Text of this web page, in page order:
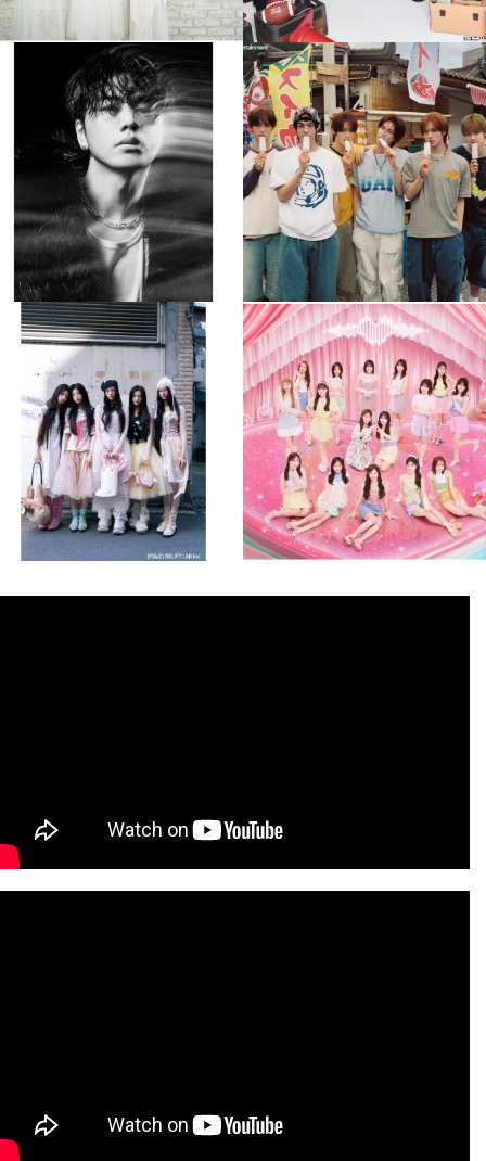
musicjapantv
💡8月特番放送決定！
...
8月 4
110 0
musicjapantv
💡8月特番放送決定！
...
8月 4
5 0
musicjapantv
💡8月特番放送決定！
8月 4
1 0
musicjapantv
💡8月特番放送決定！
...
8月 4
1 0